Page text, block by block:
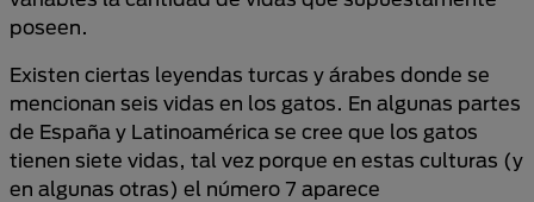
poseen.
Existen ciertas leyendas turcas y árabes donde se
mencionan seis vidas en los gatos. En algunas partes
de España y Latinoamérica se cree que los gatos
tienen siete vidas, tal vez porque en estas culturas (y
en algunas otras) el número 7 aparece